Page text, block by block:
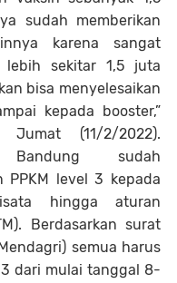
sudah memberikan
karena sangat
sekitar 1,5 juta
bisa menyelesaikan
kepada booster,”
(11/2/2022).
Bandung sudah
PPKM level 3 kepada
hingga aturan
Berdasarkan surat
semua harus
3 dari mulai tanggal 8-